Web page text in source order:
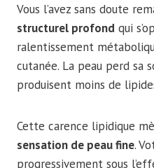
Vous l’avez sans doute
structurel profond qui
ralentissement
cutanée. La peau perd sa
produisent moins de
Cette carence lipidique
sensation de peau fine.
progressivement sous